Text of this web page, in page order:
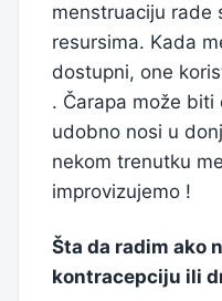
menstruaciju rade
resursima. Kada
dostupni, one
. Čarapa može
udobno nosi u
nekom trenutku
improvizujemo !
Šta da radim ako
kontracepciju ili